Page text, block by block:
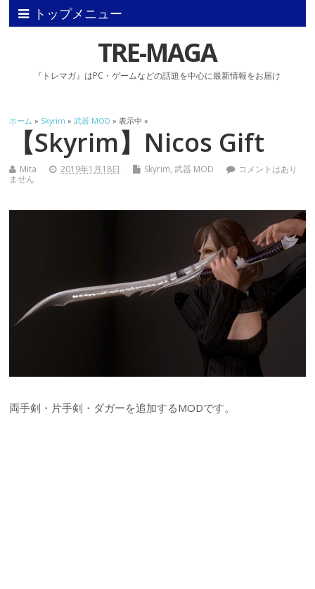
トップメニュー
TRE-MAGA
『トレマガ』はPC・ゲームなどの話題を中心に最新情報をお届け
ホーム » Skyrim »武器 MOD » 表示中 »
【Skyrim】Nicos Gift
Mita 2019年1月18日 Skyrim,武器 MOD
コメントはあり
ません
両手剣・片手剣・ダガーを追加するMODです。